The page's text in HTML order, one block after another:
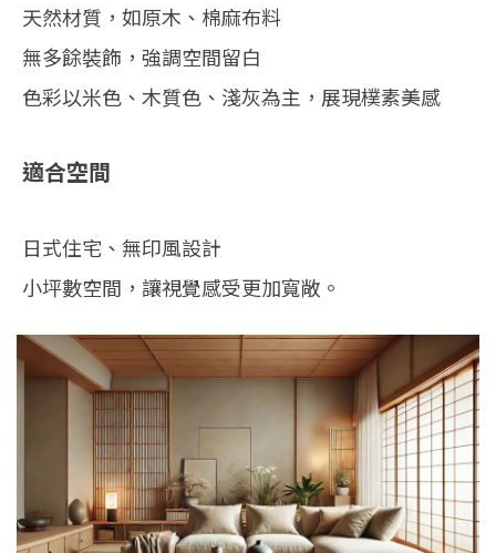
天然材質，如原木、棉麻布料
無多餘裝飾，強調空間留白
色彩以米色、木質色、淺灰為主，展現樸素美感
適合空間
日式住宅、無印風設計
小坪數空間，讓視覺感受更加寬敞。